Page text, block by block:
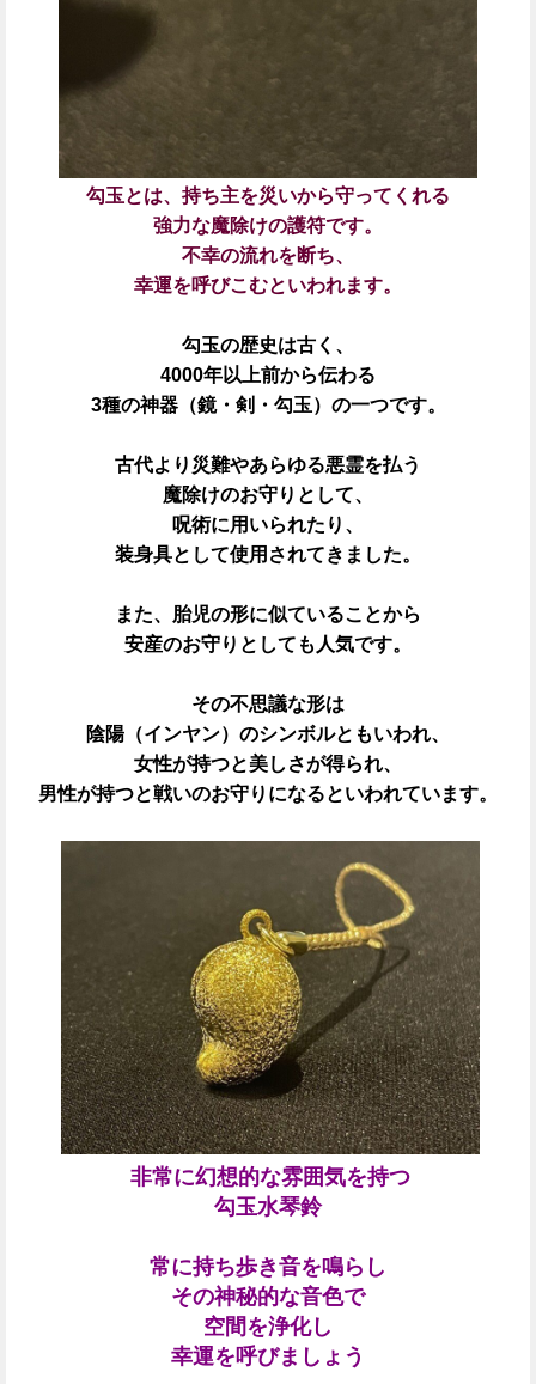
勾玉とは、持ち主を災いから守ってくれる
強力な魔除けの護符です。
不幸の流れを断ち、
幸運を呼びこむといわれます。
勾玉の歴史は古く、
4000年以上前から伝わる
3種の神器（鏡・剣・勾玉）の一つです。
古代より災難やあらゆる悪霊を払う
魔除けのお守りとして、
呪術に用いられたり、
装身具として使用されてきました。
また、胎児の形に似ていることから
安産のお守りとしても人気です。
その不思議な形は
陰陽（インヤン）のシンボルともいわれ、
女性が持つと美しさが得られ、
男性が持つと戦いのお守りになるといわれています。
非常に幻想的な雰囲気を持つ
勾玉水琴鈴
常に持ち歩き音を鳴らし
その神秘的な音色で
空間を浄化し
幸運を呼びましょう